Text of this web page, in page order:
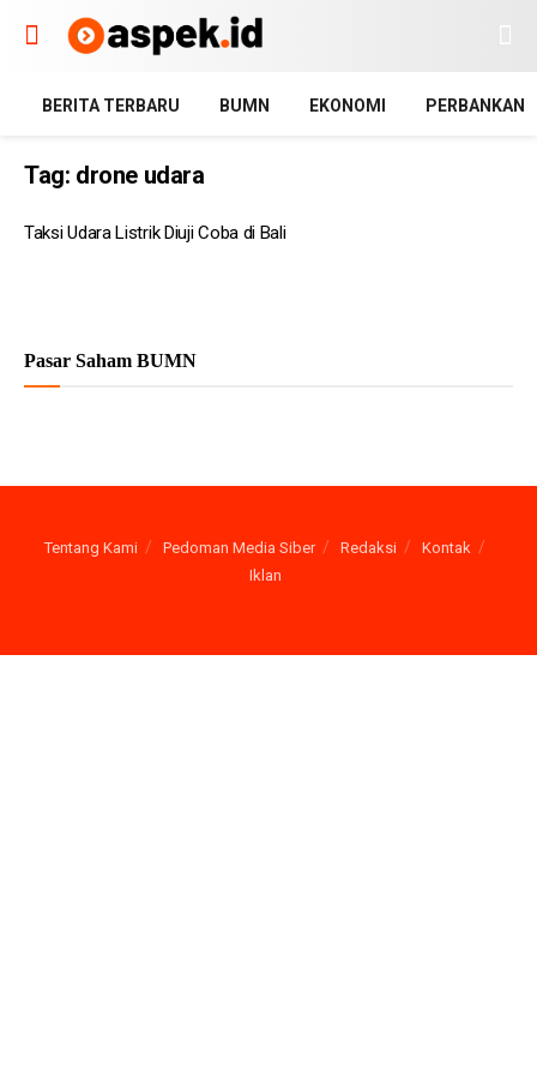
BERITA TERBARU BUMN EKONOMI PERBANKAN
Tag: drone udara
Taksi Udara Listrik Diuji Coba di Bali
Pasar Saham BUMN
Tentang Kami Pedoman Media Siber Redaksi
Kontak
Iklan